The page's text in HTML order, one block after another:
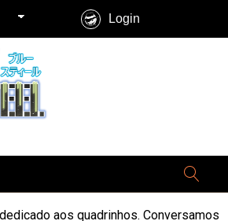
Login
aos quadrinhos. Conversamos